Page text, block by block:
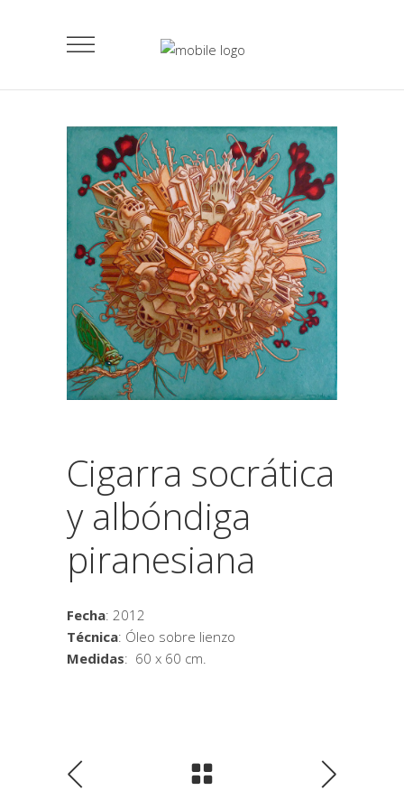
Cigarra socrática
y albóndiga
piranesiana
Fecha: 2012
Técnica: Óleo sobre lienzo
Medidas: 60 x 60 cm.